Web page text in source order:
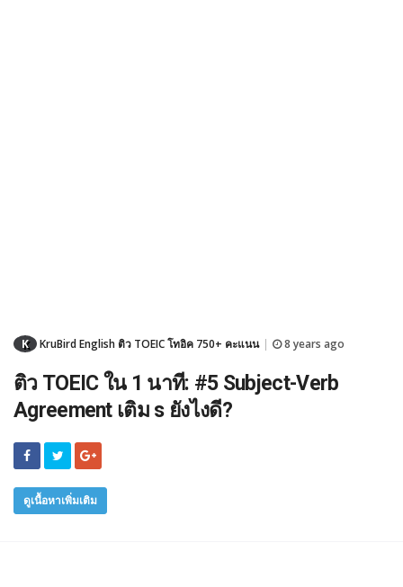
K KruBird English ติว TOEIC โทอิค 750+ คะแนน 8 years ago
ติว TOEIC ใน 1 นาที: #5 Subject-Verb
Agreement เติม s ยังไงดี?
ดูเนื้อหาเพิ่มเติม